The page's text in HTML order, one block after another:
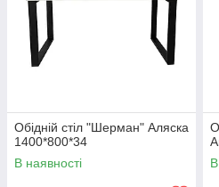
Обідній стіл "Шерман" Аляска
1400*800*34
В наявності